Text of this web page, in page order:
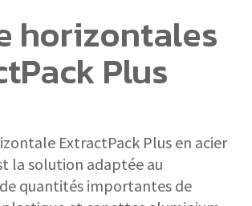
horizontales
Plus
ExtractPack Plus en acier
la solution adaptée au
quantités importantes de